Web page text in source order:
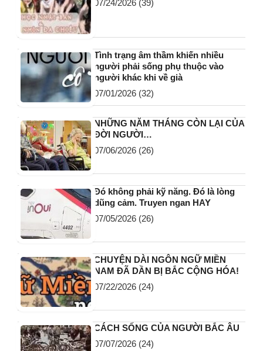
07/24/2026 (39)
Tình trạng âm thầm khiến nhiều
người phải sống phụ thuộc vào
người khác khi về già
07/01/2026 (32)
NHỮNG NĂM THÁNG CÒN LẠI CỦA
ĐỜI NGƯỜI…
07/06/2026 (26)
Đó không phải kỹ năng. Đó là lòng
dũng cảm. Truyen ngan HAY
07/05/2026 (26)
CHUYỆN DÀI NGÔN NGỮ MIỀN
NAM ĐÃ DẦN BỊ BẮC CỘNG HÓA!
07/22/2026 (24)
CÁCH SỐNG CỦA NGƯỜI BẮC ÂU
07/07/2026 (24)